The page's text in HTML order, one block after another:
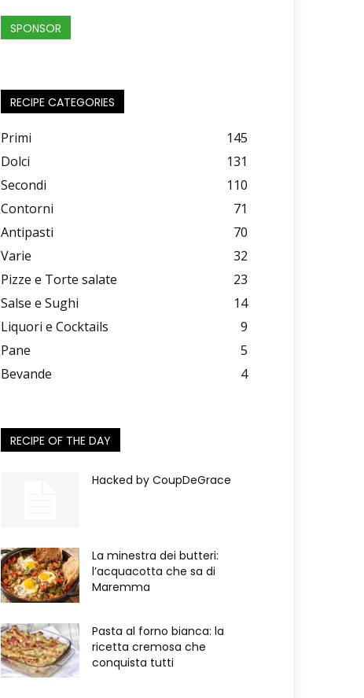
SPONSOR
RECIPE CATEGORIES
Primi
145
Dolci
131
Secondi
110
Contorni
71
Antipasti
70
Varie
32
Pizze e Torte salate
23
Salse e Sughi
14
Liquori e Cocktails
9
Pane
5
Bevande
4
RECIPE OF THE DAY
Hacked by CoupDeGrace
La minestra dei butteri:
l’acquacotta che sa di
Maremma
Pasta al forno bianca: la
ricetta cremosa che
conquista tutti